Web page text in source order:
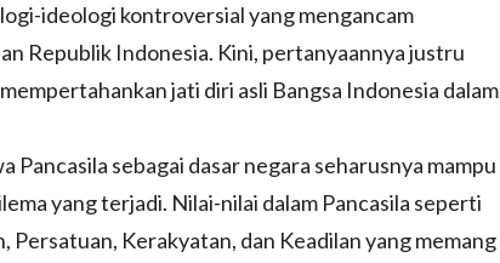
ideologi kontroversial yang mengancam
Republik Indonesia. Kini, pertanyaannya justru
jati diri asli Bangsa Indonesia dalam
Pancasila sebagai dasar negara seharusnya mampu
yang terjadi. Nilai-nilai dalam Pancasila seperti
Persatuan, Kerakyatan, dan Keadilan yang memang